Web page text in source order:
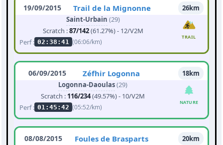
19/09/2015 Trail de la Mignonne
26km
Saint-Urbain (29)
Scratch :87/142(61.27%) - 12/V2M
Perf : 02:38:41 (06:06/km)
TRAIL
06/09/2015 Zéfhir Logonna
18km
Logonna-Daoulas(29)
Scratch : 116/234(49.57%) - 10/V2M
Perf : 01:45:42 (05:52/km)
NATURE
08/08/2015 Foules de Brasparts
20km